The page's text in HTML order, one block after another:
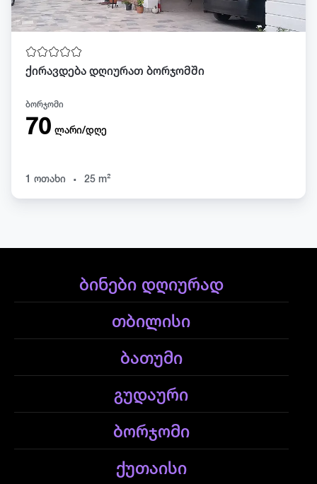
ქირავდება დღიურათ ბორჯომში
ბორჯომი
70 ლარი/დღე
1 ოთახი . 25 m²
ბინები დღიურად
თბილისი
ბათუმი
გუდაური
ბორჯომი
ქუთაისი